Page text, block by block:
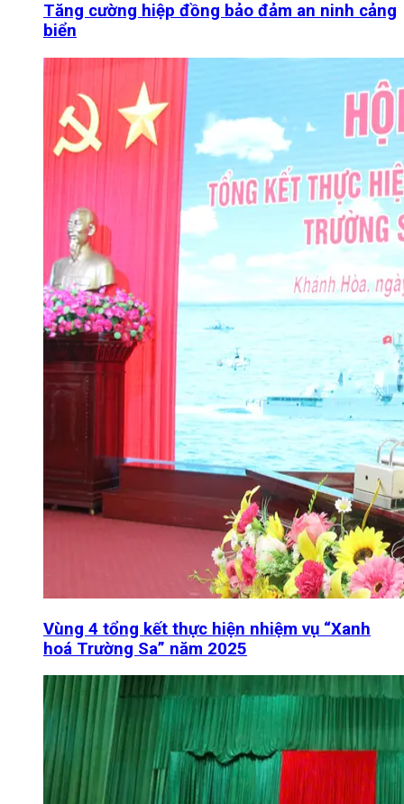
Tăng cường hiệp đồng bảo đảm an ninh cảng
biển
Vùng 4 tổng kết thực hiện nhiệm vụ “Xanh
hoá Trường Sa” năm 2025